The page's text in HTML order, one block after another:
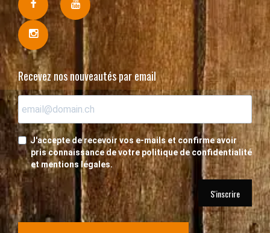
Recevez nos nouveautés par email
J'accepte de recevoir vos e-mails et confirme avoir
pris connaissance de votre politique de confidentialité
et mentions légales.
S'inscrire